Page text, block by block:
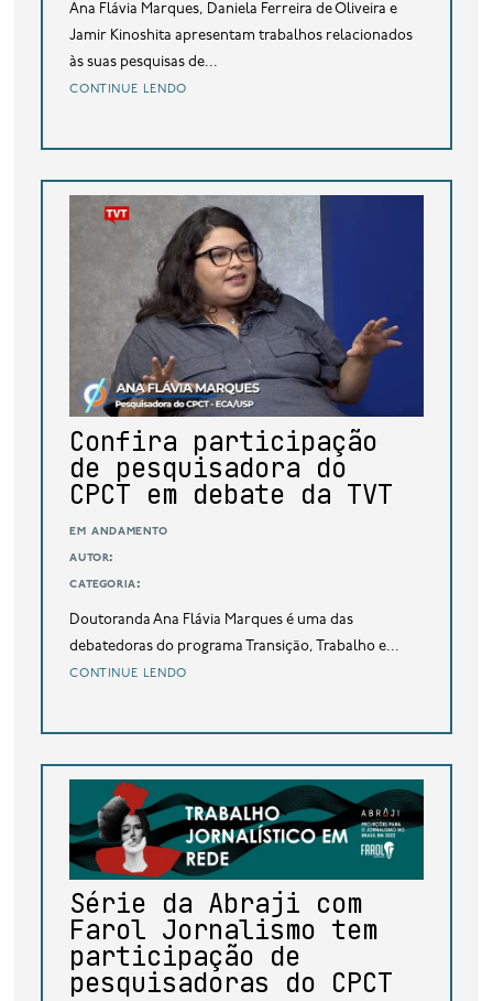
Ana Flávia Marques, Daniela Ferreira de Oliveira e
Jamir Kinoshita apresentam trabalhos relacionados
às suas pesquisas de...
continue lendo
Confira participação
de pesquisadora do
CPCT em debate da TVT
em andamento
autor:
categoria:
Doutoranda Ana Flávia Marques é uma das
debatedoras do programa Transição, Trabalho e...
continue lendo
Série da Abraji com
Farol Jornalismo tem
participação de
pesquisadoras do CPCT